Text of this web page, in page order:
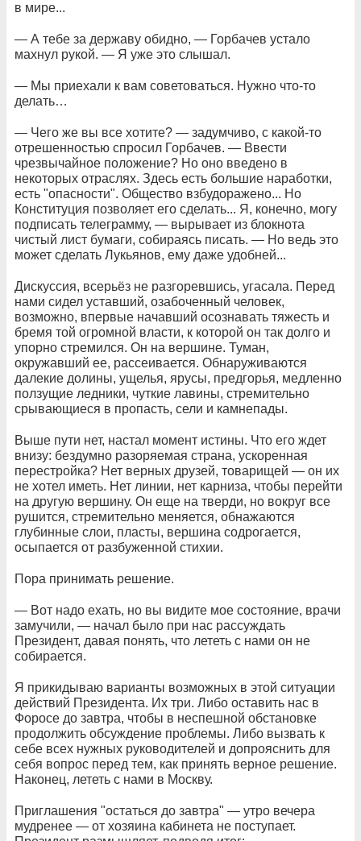
в мире...
— А тебе за державу обидно, — Горбачев устало
махнул рукой. — Я уже это слышал.
— Мы приехали к вам советоваться. Нужно что-то
делать…
— Чего же вы все хотите? — задумчиво, с какой-то
отрешенностью спросил Горбачев. — Ввести
чрезвычайное положение? Но оно введено в
некоторых отраслях. Здесь есть большие наработки,
есть "опасности". Общество взбудоражено... Но
Конституция позволяет его сделать... Я, конечно, могу
подписать телеграмму, — вырывает из блокнота
чистый лист бумаги, собираясь писать. — Но ведь это
может сделать Лукьянов, ему даже удобней...
Дискуссия, всерьёз не разгоревшись, угасала. Перед
нами сидел уставший, озабоченный человек,
возможно, впервые начавший осознавать тяжесть и
бремя той огромной власти, к которой он так долго и
упорно стремился. Он на вершине. Туман,
окружавший ее, рассеивается. Обнаруживаются
далекие долины, ущелья, ярусы, предгорья, медленно
ползущие ледники, чуткие лавины, стремительно
срывающиеся в пропасть, сели и камнепады.
Выше пути нет, настал момент истины. Что его ждет
внизу: бездумно разоряемая страна, ускоренная
перестройка? Нет верных друзей, товарищей — он их
не хотел иметь. Нет линии, нет карниза, чтобы перейти
на другую вершину. Он еще на тверди, но вокруг все
рушится, стремительно меняется, обнажаются
глубинные слои, пласты, вершина содрогается,
осыпается от разбуженной стихии.
Пора принимать решение.
— Вот надо ехать, но вы видите мое состояние, врачи
замучили, — начал было при нас рассуждать
Президент, давая понять, что лететь с нами он не
собирается.
Я прикидываю варианты возможных в этой ситуации
действий Президента. Их три. Либо оставить нас в
Форосе до завтра, чтобы в неспешной обстановке
продолжить обсуждение проблемы. Либо вызвать к
себе всех нужных руководителей и допрояснить для
себя вопрос перед тем, как принять верное решение.
Наконец, лететь с нами в Москву.
Приглашения "остаться до завтра" — утро вечера
мудренее — от хозяина кабинета не поступает.